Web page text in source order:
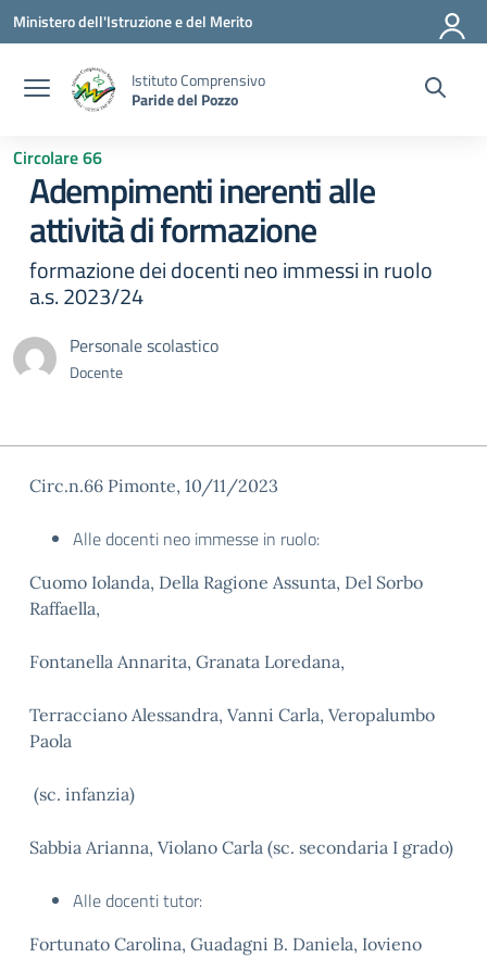
Vai ai contenuti
Vai al menu di navigazione
Vai al footer
Ministero dell'Istruzione e del Merito
Istituto Comprensivo
Paride del Pozzo
Circolare 66
Adempimenti inerenti alle
attività di formazione
formazione dei docenti neo immessi in ruolo
a.s. 2023/24
Personale scolastico
Docente
Circ.n.66 Pimonte, 10/11/2023
Alle docenti neo immesse in ruolo:
Cuomo Iolanda, Della Ragione Assunta, Del Sorbo
Raffaella,
Fontanella Annarita, Granata Loredana,
Terracciano Alessandra, Vanni Carla, Veropalumbo
Paola
(sc. infanzia)
Sabbia Arianna, Violano Carla (sc. secondaria I grado)
Alle docenti tutor:
Fortunato Carolina, Guadagni B. Daniela, Iovieno